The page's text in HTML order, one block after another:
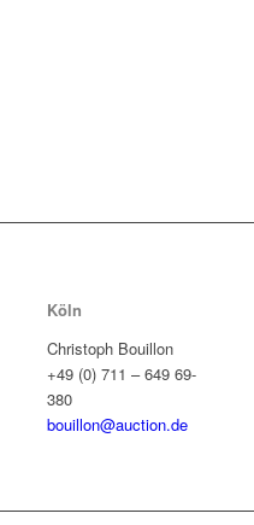
Köln
Christoph Bouillon
+49 (0) 711 – 649 69-
380
bouillon@auction.de